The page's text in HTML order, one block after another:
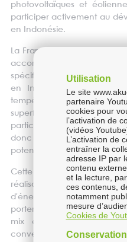
photovoltaïques et
participer activement au
en Indonésie.
La France, à travers l'AFD,
accordant une
spécifiquement au
en Indonésie. Cette
température entre les
superficielles des océans
particulièrement
donc en Indonésie, où la
potentiel parmi les plus
Cette nouvelle initiative
réalisation des objectifs
d'énergies nouvelles et
porter à 23 % la
mix énergétique d'ici à
convention de subvention
Utilisation
Le site
partenaire
cookies pour
l’activation de
(vidéos
L’activation de
entraîner la
adresse IP par
contenu
et la lecture,
ces contenus,
notamment
mesure
Cookies de
Conservation